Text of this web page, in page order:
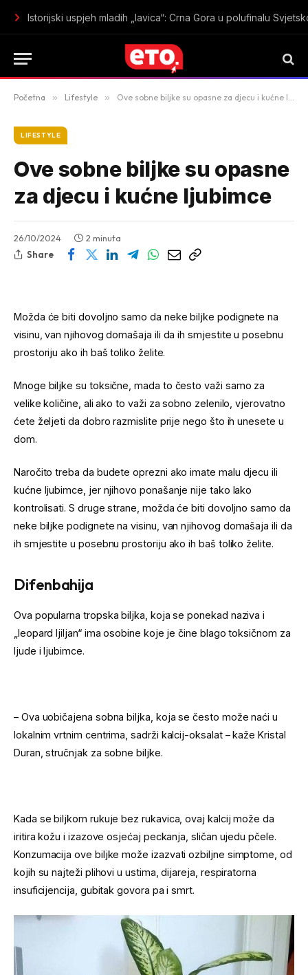
Istorijski uspjeh mladih „lavica“: Crna Gora u polufinalu
Početna » Lifestyle » Ove sobne biljke su opasne za djecu i kućne ljubimce
LIFESTYLE
Ove sobne biljke su opasne
za djecu i kućne ljubimce
26/10/2024
2 minuta
Share
Možda će biti dovoljno samo da neke biljke podignete na
visinu, van njihovog domašaja ili da ih smjestite u posebnu
prostoriju ako ih baš toliko želite.
Mnoge biljke su toksične, mada to često važi samo za
velike količine, ali ako to važi za sobno zelenilo, vjerovatno
ćete željeti da dobro razmislite prije nego što ih unesete u
dom.
Naročito treba da budete oprezni ako imate malu djecu ili
kućne ljubimce, jer njihovo ponašanje nije tako lako
kontrolisati. S druge strane, možda će biti dovoljno samo da
neke biljke podignete na visinu, van njihovog domašaja ili da
ih smjestite u posebnu prostoriju ako ih baš toliko želite.
Difenbahija
Ova popularna tropska biljka, koja se ponekad naziva i
„leopard ljiljan“ ima osobine koje je čine blago toksičnom za
ljude i ljubimce.
– Ova uobičajena sobna biljka, koja se često može naći u
lokalnim vrtnim centrima, sadrži kalcij-oksalat – kaže Kristal
Duran, stručnjak za sobne biljke.
Kada se biljkom rukuje bez rukavica, ovaj kalcij može da
iritira kožu i izazove osjećaj peckanja, sličan ujedu pčele.
Konzumacija ove biljke može izazvati ozbiljne simptome, od
kojih su najteži plihovi u ustima, dijareja, respiratorna
insuficijencija, gubitak govora pa i smrt.